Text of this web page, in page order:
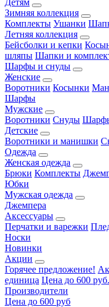
Детям
Зимняя коллекция
Комплекты Ушанки
Летняя коллекция
Бейсболки и кепки
шляпы Шапки и
Шарфы и снуды
Женские
Воротники Косынки
Шарфы
Мужские
Воротники Снуды
Детские
Воротники и манишки
Одежда
Женская одежда
Брюки Комплекты
Юбки
Мужская одежда
Джемпера
Аксессуары
Перчатки и варежки
Носки
Новинки
Акции
Горячее предложение!
единица Цена до 600 руб.
Производители
Цена до 600 руб